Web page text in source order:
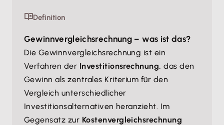
Definition
Gewinnvergleichsrechnung – was ist das?
Die Gewinnvergleichsrechnung ist ein
Verfahren der Investitionsrechnung, das den
Gewinn als zentrales Kriterium für den
Vergleich unterschiedlicher
Investitionsalternativen heranzieht. Im
Gegensatz zur Kostenvergleichsrechnung